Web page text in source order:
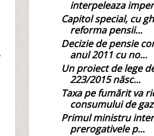
interpeleaza
Capitol special, cu
reforma pensii...
Decizie de pensie
anul 2011 cu no...
Un proiect de lege
223/2015 născ...
Taxa pe fumărit va
consumului de
Primul ministru
prerogativele p...